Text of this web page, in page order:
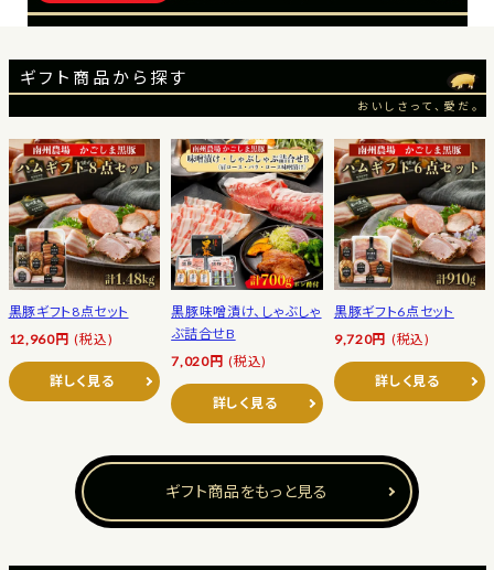
ギフト商品から探す
おいしさって、愛だ。
黒豚ギフト8点セット
12,960円 (税込)
詳しく見る
黒豚味噌漬け、しゃぶしゃ
ぶ詰合せB
7,020円 (税込)
詳しく見る
黒豚ギフト6点セット
9,720円 (税込)
詳しく見る
ギフト商品をもっと見る